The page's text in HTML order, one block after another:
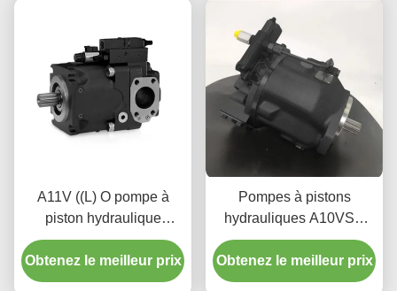
A11V ((L) O pompe à
piston hydraulique
Rexroth de qualité
industrielle SAE
Obtenez le meilleur prix
Pompes à pistons
hydrauliques A10VSO
Rexroth 3600 tours par
minute pour machines
mobiles
Obtenez le meilleur prix